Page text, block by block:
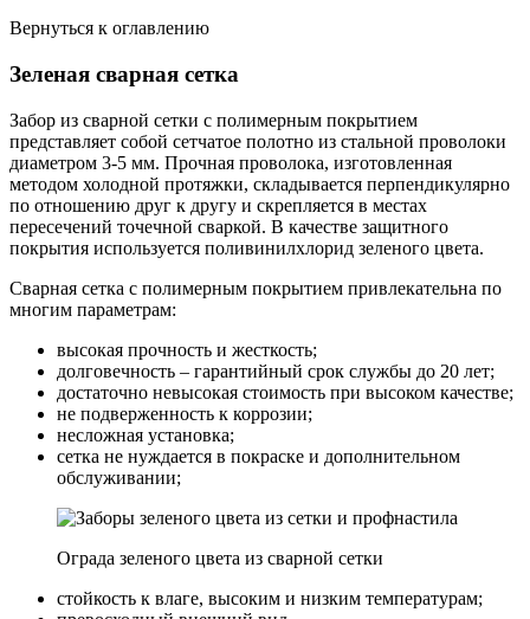
Вернуться к оглавлению
Зеленая сварная сетка
Забор из сварной сетки с полимерным покрытием
представляет собой сетчатое полотно из стальной проволоки
диаметром 3-5 мм. Прочная проволока, изготовленная
методом холодной протяжки, складывается перпендикулярно
по отношению друг к другу и скрепляется в местах
пересечений точечной сваркой. В качестве защитного
покрытия используется поливинилхлорид зеленого цвета.
Сварная сетка с полимерным покрытием привлекательна по
многим параметрам:
высокая прочность и жесткость;
долговечность – гарантийный срок службы до 20 лет;
достаточно невысокая стоимость при высоком качестве;
не подверженность к коррозии;
несложная установка;
сетка не нуждается в покраске и дополнительном
обслуживании;
Ограда зеленого цвета из сварной сетки
стойкость к влаге, высоким и низким температурам;